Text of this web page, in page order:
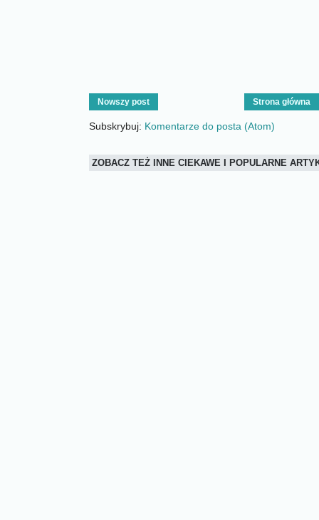
Nowszy post Strona główna
Subskrybuj: Komentarze do posta (Atom)
ZOBACZ TEŻ INNE CIEKAWE I POPULARNE